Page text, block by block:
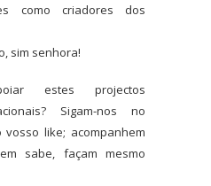
como criadores dos
sim senhora!
estes projectos
Sigam-nos no
like; acompanhem
sabe, façam mesmo